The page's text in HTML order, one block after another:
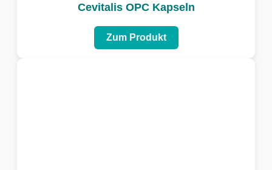
Cevitalis OPC Kapseln
Zum Produkt